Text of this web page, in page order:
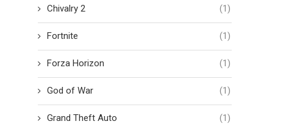
Chivalry 2 (1)
Fortnite (1)
Forza Horizon (1)
God of War (1)
Grand Theft Auto (1)